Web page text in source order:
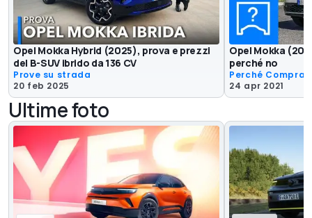
Opel Mokka Hybrid (2025), prova e prezzi
del B-SUV ibrido da 136 CV
Prove su strada
20 feb 2025
Opel Mokka
perché no
Perché
24 apr 2021
Ultime foto